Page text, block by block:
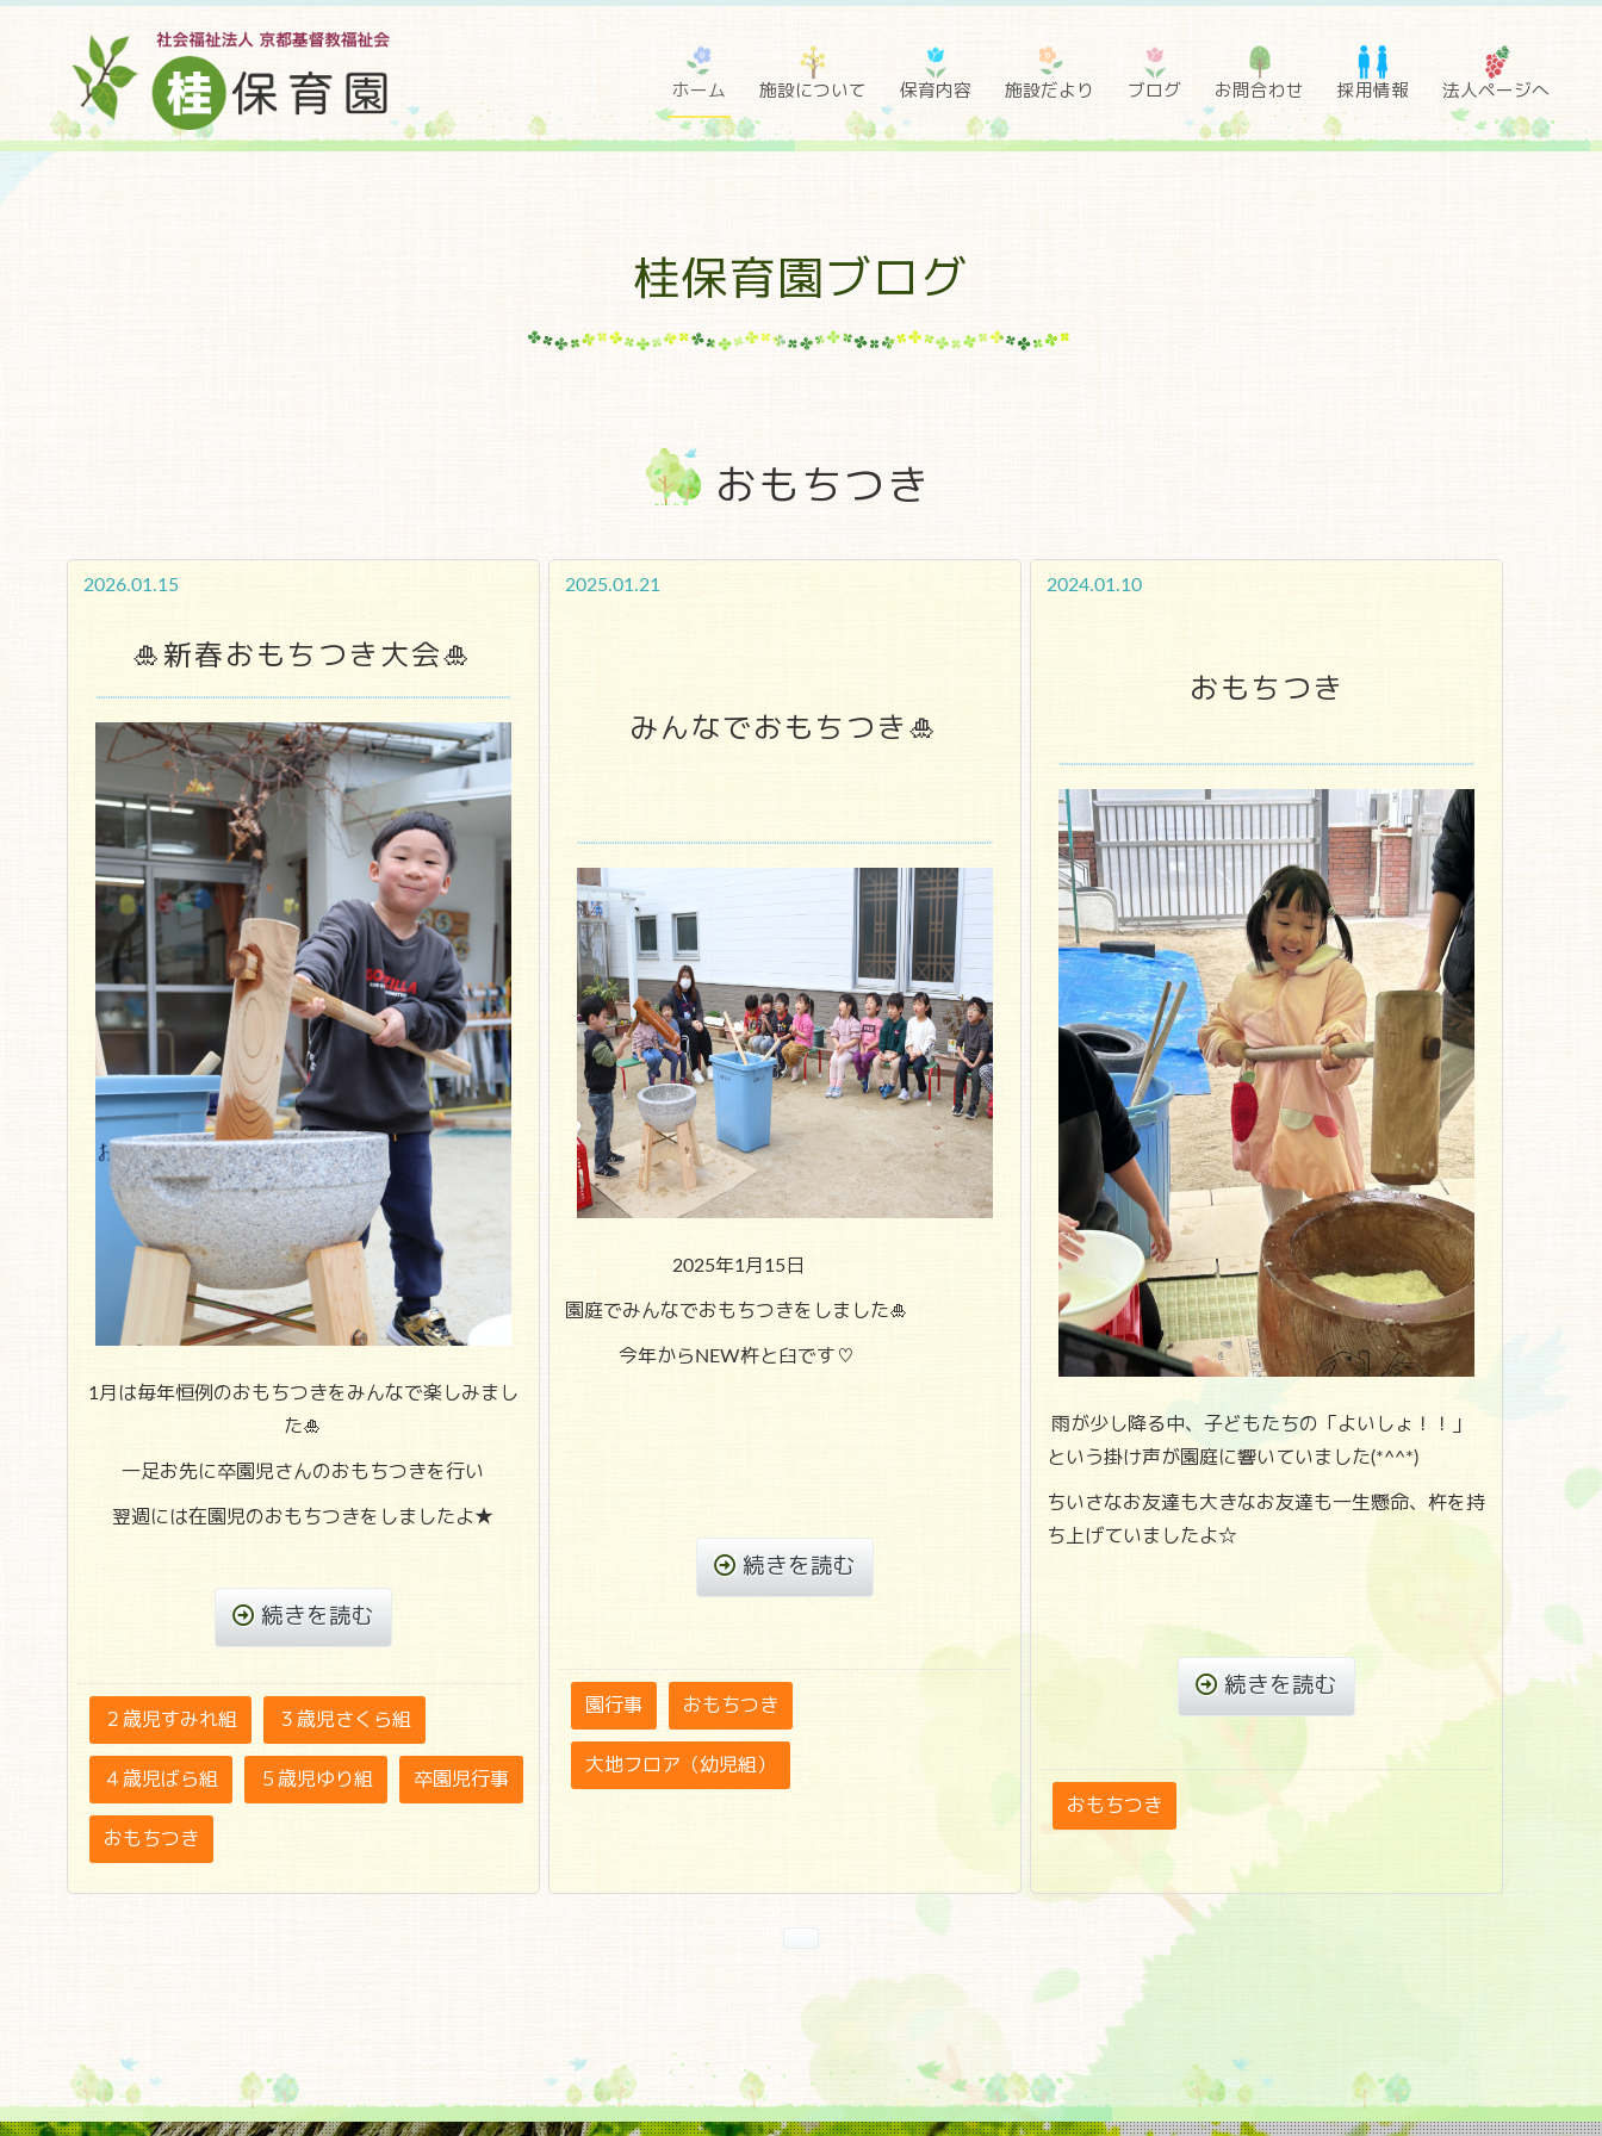
ホーム 施設について 保育内容 施設だより ブログ お問合わせ 採用情報 法人ページへ
桂保育園ブログ
おもちつき
2026.01.15
🎍新春おもちつき大会🎍
1月は毎年恒例のおもちつきをみんなで楽しみまし
た🎍
一足お先に卒園児さんのおもちつきを行い
翌週には在園児のおもちつきをしましたよ★
続きを読む
２歳児すみれ組 ３歳児さくら組
４歳児ばら組 ５歳児ゆり組 卒園児行事
おもちつき
2025.01.21
みんなでおもちつき🎍
2025年1月15日
園庭でみんなでおもちつきをしました🎍
今年からNEW杵と臼です♡
続きを読む
園行事 おもちつき
大地フロア（幼児組）
2024.01.10
おもちつき
雨が少し降る中、子どもたちの「よいしょ！！」
という掛け声が園庭に響いていました(*^^*)
ちいさなお友達も大きなお友達も一生懸命、杵を持
ち上げていましたよ☆
続きを読む
おもちつき